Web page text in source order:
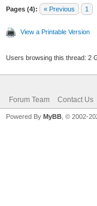
Pages (4): « Previous 1
View a Printable Version
Users browsing this thread: 2
Forum Team Contact Us
Powered By MyBB , © 2002-